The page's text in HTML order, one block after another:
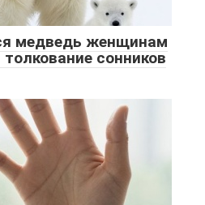
медведь женщинам
сонников